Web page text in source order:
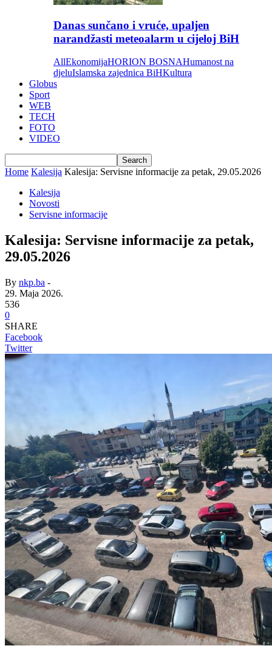
Danas sunčano i vruće, upaljen
narandžasti meteoalarm u cijeloj BiH
AllEkonomijaHORION BOSNAHumanost na
djeluIslamska zajednica BiHKultura
Globus
Sport
WEB
TECH
FOTO
VIDEO
Home Kalesija Kalesija: Servisne informacije za petak, 29.05.2026
Kalesija
Novosti
Servisne informacije
Kalesija: Servisne informacije za petak,
29.05.2026
By nkp.ba -
29. Maja 2026.
536
0
SHARE
Facebook
Twitter